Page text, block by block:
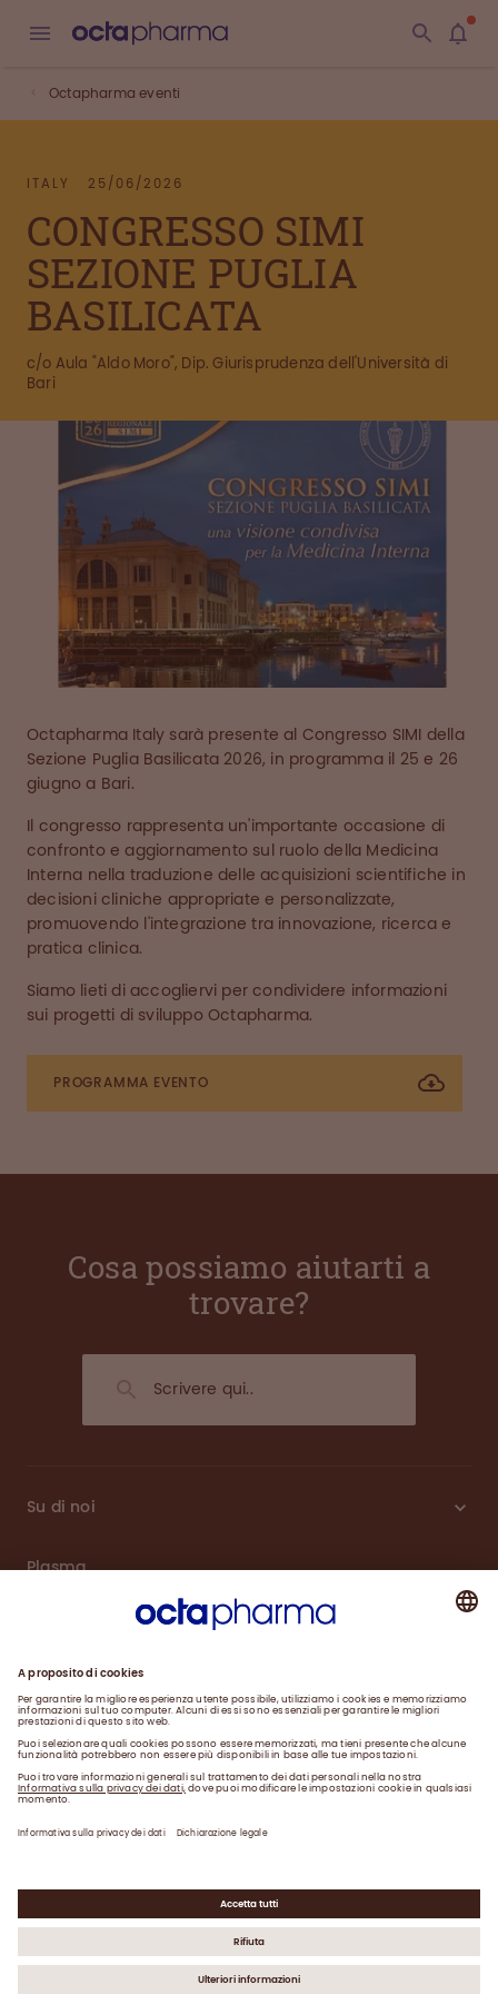
Octapharma eventi
ITALY 25/06/2026
CONGRESSO SIMI
SEZIONE PUGLIA
BASILICATA
c/o Aula "Aldo Moro", Dip. Giurisprudenza dell'Università di
Bari
Octapharma Italy sarà presente al Congresso SIMI della
Sezione Puglia Basilicata 2026, in programma il 25 e 26
giugno a Bari.
Il congresso rappresenta un'importante occasione di
confronto e aggiornamento sul ruolo della Medicina
Interna nella traduzione delle acquisizioni scientifiche in
decisioni cliniche appropriate e personalizzate,
promuovendo l'integrazione tra innovazione, ricerca e
pratica clinica.
Siamo lieti di accogliervi per condividere informazioni
sui progetti di sviluppo Octapharma.
PROGRAMMA EVENTO
Cosa possiamo aiutarti a
trovare?
Su di noi
Plasma
Notizie
Contact Data Privacy Statement